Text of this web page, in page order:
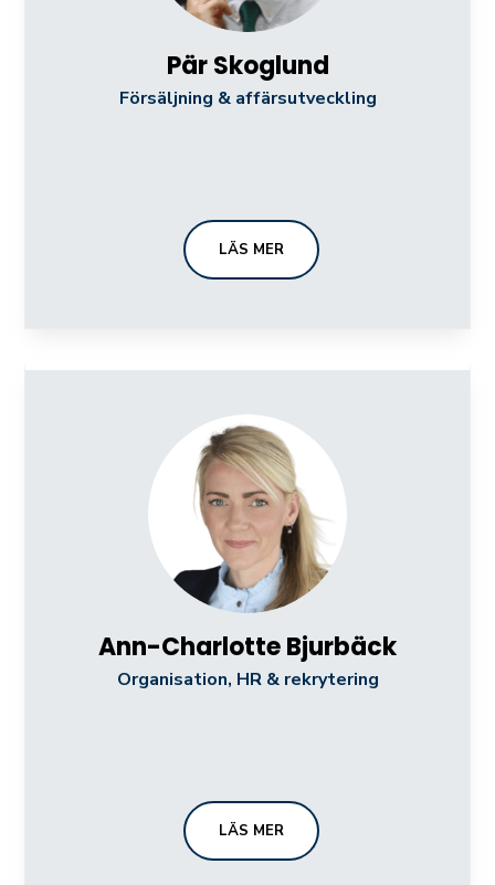
Pär Skoglund
Försäljning & affärsutveckling
LÄS MER
Ann-Charlotte Bjurbäck
Organisation, HR & rekrytering
LÄS MER